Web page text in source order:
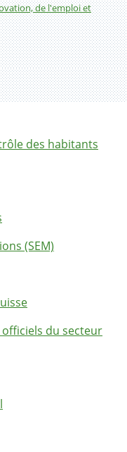
de l'emploi et
des habitants
(SEM)
du secteur